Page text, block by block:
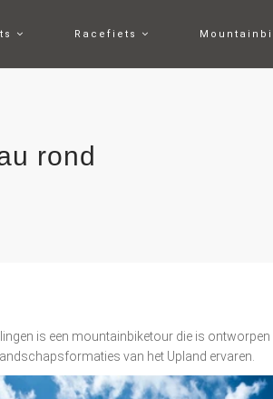
Racefiets
rond
is een mountainbiketour die is
van het Upland ervaren.